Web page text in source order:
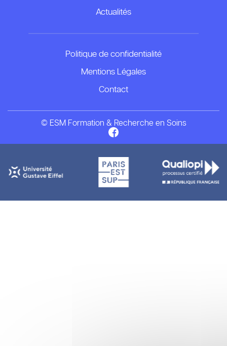
Actualités
Politique de confidentialité
Mentions Légales
Contact
© ESM Formation & Recherche en Soins